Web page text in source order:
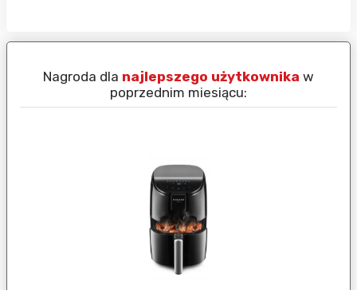
Nagroda dla najlepszego użytkownika w
poprzednim miesiącu: